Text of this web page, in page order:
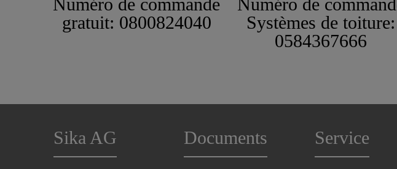
Numéro de commande
gratuit: 0800824040
Numéro de
Systèmes de toiture:
0584367666
Sika AG Documents Service